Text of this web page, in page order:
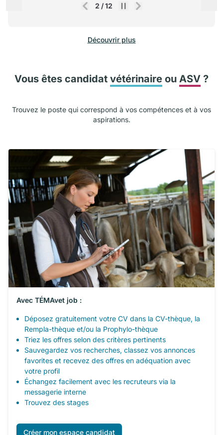
2 /12
Découvrir plus
Vous êtes candidat vétérinaire ou ASV ?
Trouvez le poste qui correspond à vos compétences et à vos
aspirations.
Avec TÉMAvet job :
Déposez gratuitement votre CV dans la CV-thèque, la
Rempla-thèque et/ou la Prophylo-thèque
Triez les offres selon des critères pertinents
Sauvegardez vos recherches, classez vos annonces
favorites et recevez des offres en adéquation avec
votre profil
Échangez facilement avec les recruteurs via la
messagerie interne
Trouvez des stages
Créer mon espace candidat